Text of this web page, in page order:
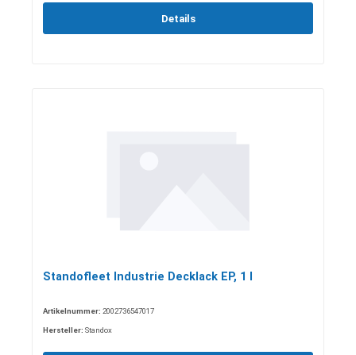
Details
Standofleet Industrie Decklack EP, 1 l
Artikelnummer: 2002736547017
Hersteller: Standox